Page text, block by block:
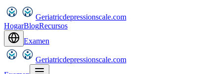
Geriatricdepressionscale.com
HogarBlogRecursos
Examen
Geriatricdepressionscale.com